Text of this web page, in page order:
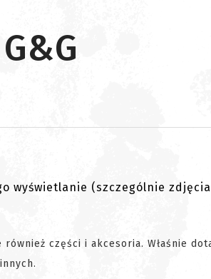
wyświetlanie (szczególnie
części i akcesoria. Właśnie